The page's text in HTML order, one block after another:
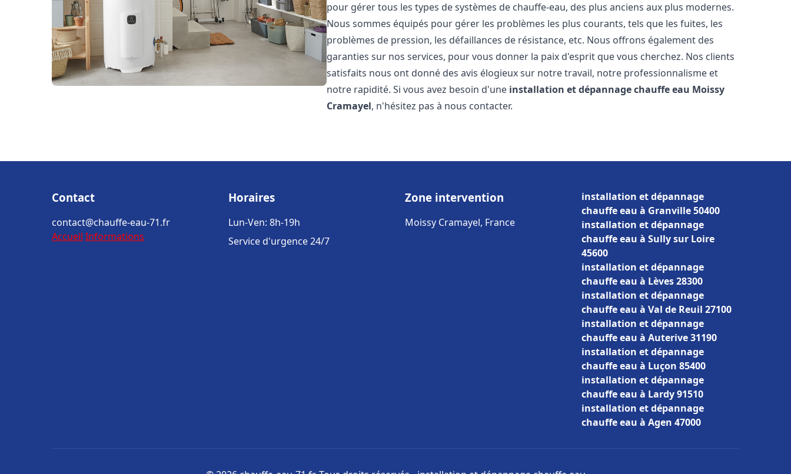
pour gérer tous les types de systèmes de chauffe-eau, des plus anciens aux plus modernes.
Nous sommes équipés pour gérer les problèmes les plus courants, tels que les fuites, les
problèmes de pression, les défaillances de résistance, etc. Nous offrons également des
garanties sur nos services, pour vous donner la paix d'esprit que vous cherchez. Nos clients
satisfaits nous ont donné des avis élogieux sur notre travail, notre professionnalisme et
notre rapidité. Si vous avez besoin d'une installation et dépannage chauffe eau Moissy
Cramayel, n'hésitez pas à nous contacter.
Contact
contact@chauffe-eau-71.fr
Accueil Informations
Horaires
Lun-Ven: 8h-19h
Service d'urgence 24/7
Zone intervention
Moissy Cramayel, France
installation et dépannage
chauffe eau à Granville 50400
installation et dépannage
chauffe eau à Sully sur Loire
45600
installation et dépannage
chauffe eau à Lèves 28300
installation et dépannage
chauffe eau à Val de Reuil 27100
installation et dépannage
chauffe eau à Auterive 31190
installation et dépannage
chauffe eau à Luçon 85400
installation et dépannage
chauffe eau à Lardy 91510
installation et dépannage
chauffe eau à Agen 47000